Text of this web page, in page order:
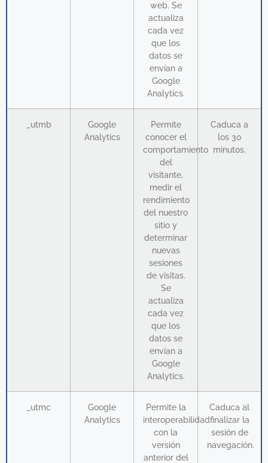
web. Se
actualiza
cada vez
que los
datos se
envían a
Google
Analytics.
_utmb
Google
Analytics
Permite
conocer el
comportamiento
del
visitante,
medir el
rendimiento
del nuestro
sitio y
determinar
nuevas
sesiones
de visitas.
Se
actualiza
cada vez
que los
datos se
envían a
Google
Analytics.
Caduca a
los 30
minutos.
_utmc
Google
Analytics
Permite la
interoperabilidad
con la
versión
anterior del
Caduca al
finalizar la
sesión de
navegación.